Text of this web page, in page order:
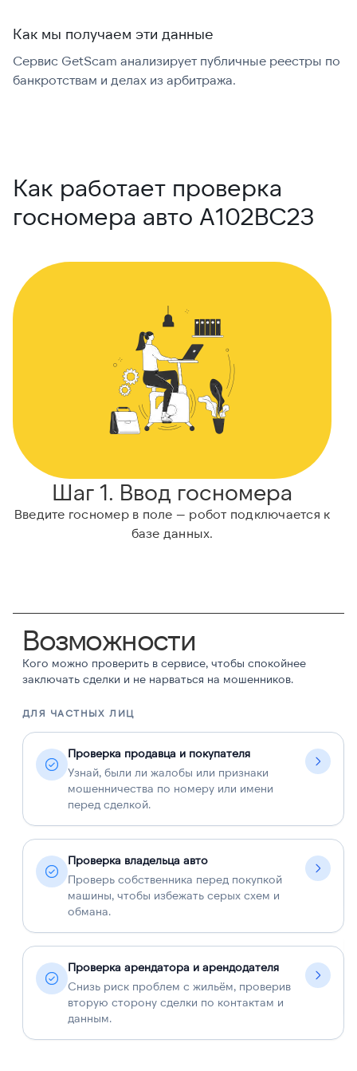
Как мы получаем эти данные
Сервис GetScam анализирует публичные реестры по
банкротствам и делах из арбитража.
Как работает проверка
госномера авто А102ВС23
Шаг 1. Ввод госномера
Введите госномер в поле — робот подключается к
базе данных.
Возможности
Кого можно проверить в сервисе, чтобы спокойнее
заключать сделки и не нарваться на мошенников.
ДЛЯ ЧАСТНЫХ ЛИЦ
Проверка продавца и покупателя
Узнай, были ли жалобы или признаки
мошенничества по номеру или имени
перед сделкой.
Проверка владельца авто
Проверь собственника перед покупкой
машины, чтобы избежать серых схем и
обмана.
Проверка арендатора и арендодателя
Снизь риск проблем с жильём, проверив
вторую сторону сделки по контактам и
данным.